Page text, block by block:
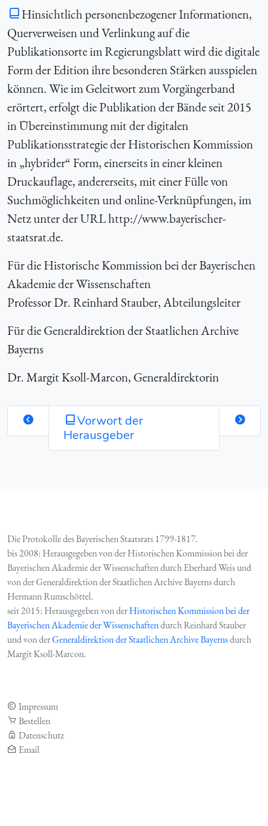
Hinsichtlich personenbezogener Informationen,
Querverweisen und Verlinkung auf die
Publikationsorte im Regierungsblatt wird die digitale
Form der Edition ihre besonderen Stärken ausspielen
können. Wie im Geleitwort zum Vorgängerband
erörtert, erfolgt die Publikation der Bände seit 2015
in Übereinstimmung mit der digitalen
Publikationsstrategie der Historischen Kommission
in „hybrider“ Form, einerseits in einer kleinen
Druckauflage, andererseits, mit einer Fülle von
Suchmöglichkeiten und online-Verknüpfungen, im
Netz unter der URL http://www.bayerischer-
staatsrat.de.
Für die Historische Kommission bei der Bayerischen
Akademie der Wissenschaften
Professor Dr. Reinhard Stauber, Abteilungsleiter
Für die Generaldirektion der Staatlichen Archive
Bayerns
Dr. Margit Ksoll-Marcon, Generaldirektorin
Vorwort der
Herausgeber
Die Protokolle des Bayerischen Staatsrats 1799-1817.
bis 2008: Herausgegeben von der Historischen Kommission bei der
Bayerischen Akademie der Wissenschaften durch Eberhard Weis und
von der Generaldirektion der Staatlichen Archive Bayerns durch
Hermann Rumschöttel.
seit 2015: Herausgegeben von derHistorischen Kommission bei der
Bayerischen Akademie der Wissenschaftendurch Reinhard Stauber
und von derGeneraldirektion der Staatlichen Archive Bayernsdurch
Margit Ksoll-Marcon.
Impressum
Bestellen
Datenschutz
Email